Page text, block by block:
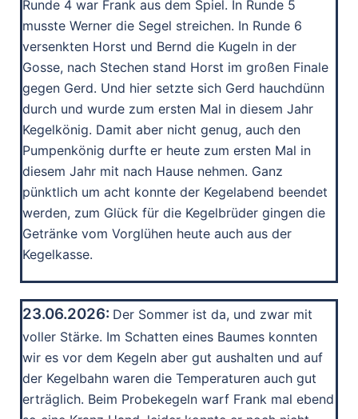
Runde 4 war Frank aus dem Spiel. In Runde 5
musste Werner die Segel streichen. In Runde 6
versenkten Horst und Bernd die Kugeln in der
Gosse, nach Stechen stand Horst im großen Finale
gegen Gerd. Und hier setzte sich Gerd hauchdünn
durch und wurde zum ersten Mal in diesem Jahr
Kegelkönig. Damit aber nicht genug, auch den
Pumpenkönig durfte er heute zum ersten Mal in
diesem Jahr mit nach Hause nehmen. Ganz
pünktlich um acht konnte der Kegelabend beendet
werden, zum Glück für die Kegelbrüder gingen die
Getränke vom Vorglühen heute auch aus der
Kegelkasse.
23.06.2026: Der Sommer ist da, und zwar mit
voller Stärke. Im Schatten eines Baumes konnten
wir es vor dem Kegeln aber gut aushalten und auf
der Kegelbahn waren die Temperaturen auch gut
erträglich. Beim Probekegeln warf Frank mal ebend